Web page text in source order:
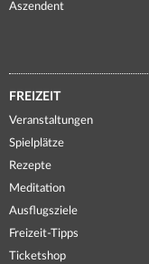
Aszendent
FREIZEIT
Veranstaltungen
Spielplätze
Rezepte
Meditation
Ausflugsziele
Freizeit-Tipps
Ticketshop